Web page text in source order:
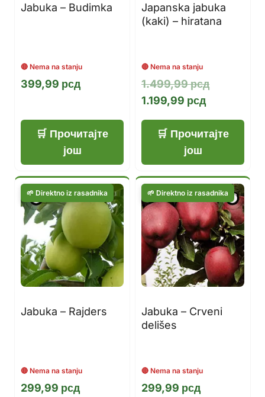
Jabuka – Budimka
399,99 рсд
Прочитајте
још
Japanska jabuka
(kaki) – hiratana
1.499,99рсд
била:
1.199,99 рсд
је:
Прочитајте
још
Jabuka – Rajders
299,99 рсд
Jabuka – Crveni
delišes
299,99 рсд